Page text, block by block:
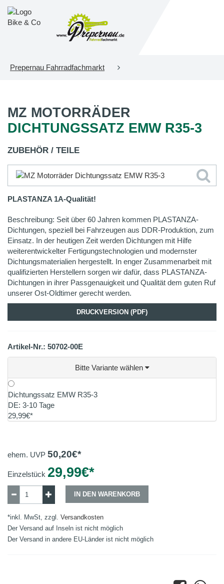
Prepernau Fahrradfachmarkt
MZ MOTORRÄDER
DICHTUNGSSATZ EMW R35-3
ZUBEHÖR / TEILE
PLASTANZA 1A-Qualität!
Beschreibung: Seit über 60 Jahren kommen PLASTANZA-
Dichtungen, speziell bei Fahrzeugen aus DDR-Produktion, zum
Einsatz. In der heutigen Zeit werden Dichtungen mit Hilfe
weiterentwickelter Fertigungstechnologien und modernster
Dichtungsmaterialien hergestellt. In enger Zusammenarbeit mit
qualifizierten Herstellern sorgen wir dafür, dass PLASTANZA-
Dichtungen in ihrer Passgenauigkeit und Qualität dem guten Ruf
unserer Ost-Oldtimer gerecht werden.
DRUCKVERSION (PDF)
Artikel-Nr.: 50702-00E
Bitte Variante wählen
Dichtungssatz EMW R35-3
DE: 3-10 Tage
29,99€*
ehem. UVP 50,20€*
Einzelstück 29,99€*
IN DEN WARENKORB
*inkl. MwSt, zzgl. Versandkosten
Der Versand auf Inseln ist nicht möglich
Der Versand in andere EU-Länder ist nicht möglich